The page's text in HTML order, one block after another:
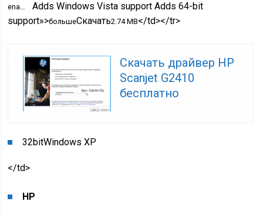
ena…
Adds Windows Vista support Adds 64-bit
support»>большеСкачать2.74 MB</td></tr>
Скачать драйвер HP
Scanjet G2410
бесплатно
32bitWindows XP
</td>
HP